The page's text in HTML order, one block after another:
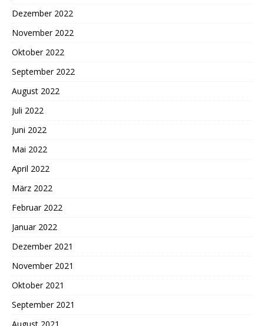
Dezember 2022
November 2022
Oktober 2022
September 2022
August 2022
Juli 2022
Juni 2022
Mai 2022
April 2022
März 2022
Februar 2022
Januar 2022
Dezember 2021
November 2021
Oktober 2021
September 2021
August 2021